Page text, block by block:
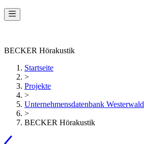
BECKER Hörakustik
Startseite
>
Projekte
>
Unternehmensdatenbank Westerwald
>
BECKER Hörakustik